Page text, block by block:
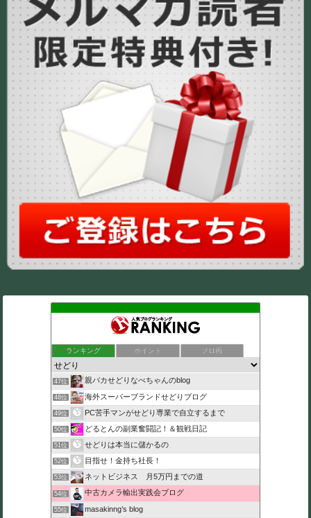
ランキング ポイント ブロ画
47位 親バカせどりなべちゃんのblog
48位 海外スーパーブランドせどりブログ
49位 PC苦手マンがせどり専業で自立するまで
50位 どるとんの副業奮闘記！＆観戦日記
51位 せどりは本当に儲かるの
52位 目指せ！金持ち社長！
53位 ネットビジネス 月5万円までの道
54位 中古カメラ輸出実践会ブログ
55位 masakinng’s blog